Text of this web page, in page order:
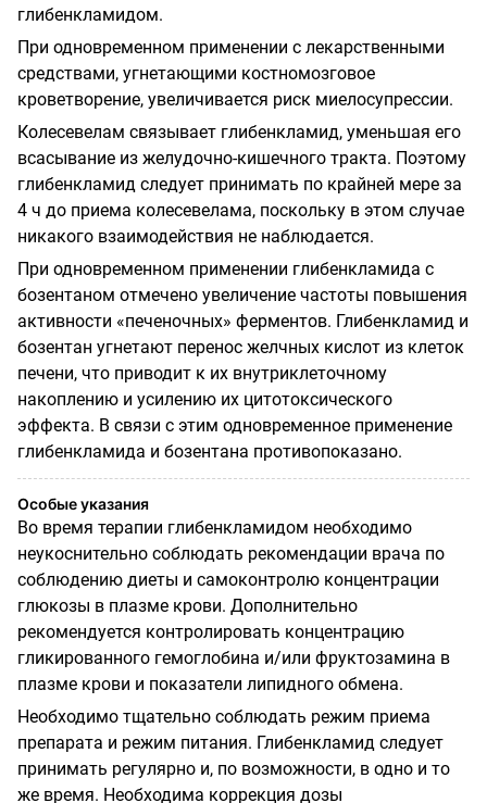
глибенкламидом.
При одновременном применении с лекарственными
средствами, угнетающими костномозговое
кроветворение, увеличивается риск миелосупрессии.
Колесевелам связывает глибенкламид, уменьшая его
всасывание из желудочно-кишечного тракта. Поэтому
глибенкламид следует принимать по крайней мере за
4 ч до приема колесевелама, поскольку в этом случае
никакого взаимодействия не наблюдается.
При одновременном применении глибенкламида с
бозентаном отмечено увеличение частоты повышения
активности «печеночных» ферментов. Глибенкламид и
бозентан угнетают перенос желчных кислот из клеток
печени, что приводит к их внутриклеточному
накоплению и усилению их цитотоксического
эффекта. В связи с этим одновременное применение
глибенкламида и бозентана противопоказано.
Особые указания
Во время терапии глибенкламидом необходимо
неукоснительно соблюдать рекомендации врача по
соблюдению диеты и самоконтролю концентрации
глюкозы в плазме крови. Дополнительно
рекомендуется контролировать концентрацию
гликированного гемоглобина и/или фруктозамина в
плазме крови и показатели липидного обмена.
Необходимо тщательно соблюдать режим приема
препарата и режим питания. Глибенкламид следует
принимать регулярно и, по возможности, в одно и то
же время. Необходима коррекция дозы